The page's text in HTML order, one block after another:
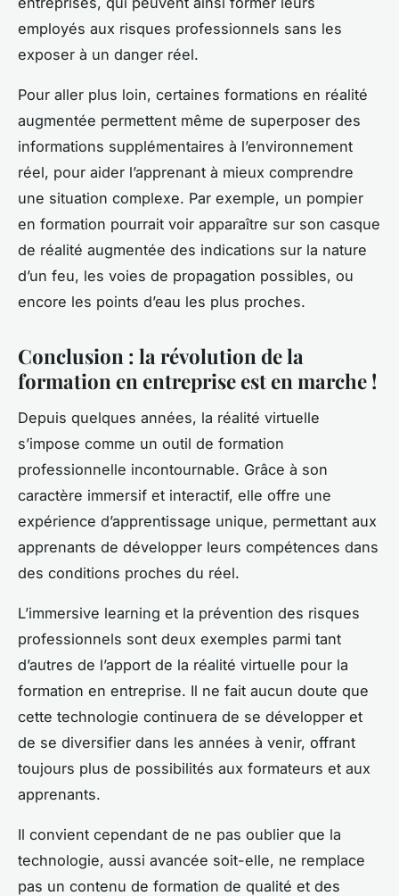
employés aux risques professionnels sans les
exposer à un danger réel.
Pour aller plus loin, certaines formations en réalité
augmentée permettent même de superposer des
informations supplémentaires à l’environnement
réel, pour aider l’apprenant à mieux comprendre
une situation complexe. Par exemple, un pompier
en formation pourrait voir apparaître sur son casque
de réalité augmentée des indications sur la nature
d’un feu, les voies de propagation possibles, ou
encore les points d’eau les plus proches.
Conclusion : la révolution de la
formation en entreprise est en marche !
Depuis quelques années, la réalité virtuelle
s’impose comme un outil de formation
professionnelle incontournable. Grâce à son
caractère immersif et interactif, elle offre une
expérience d’apprentissage unique, permettant aux
apprenants de développer leurs compétences dans
des conditions proches du réel.
L’immersive learning et la prévention des risques
professionnels sont deux exemples parmi tant
d’autres de l’apport de la réalité virtuelle pour la
formation en entreprise. Il ne fait aucun doute que
cette technologie continuera de se développer et
de se diversifier dans les années à venir, offrant
toujours plus de possibilités aux formateurs et aux
apprenants.
Il convient cependant de ne pas oublier que la
technologie, aussi avancée soit-elle, ne remplace
pas un contenu de formation de qualité et des